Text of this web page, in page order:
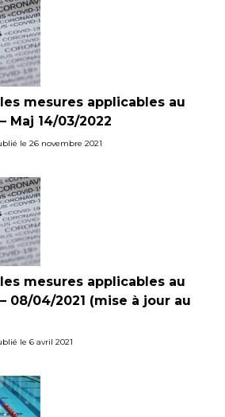
mesures applicables au
Maj 14/03/2022
le 26 novembre 2021
mesures applicables au
08/04/2021 (mise à jour au
le 6 avril 2021